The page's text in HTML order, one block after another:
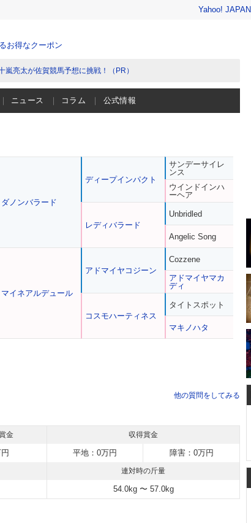
Yahoo! JAPAN
お得なクーポン
嵐亮太が佐賀競馬予想に挑戦！（PR）
ニュース コラム 公式情報
ダノンバラード
マイネアルデュール
ディープインパクト
レディバラード
アドマイヤコジーン
コスモハーティネス
サンデーサイレ
ンス
ウインドインハ
ーヘア
Unbridled
Angelic Song
Cozzene
アドマイヤマカ
ディ
タイトスポット
マキノハタ
他の質問をしてみる
金 収得賞金
平地：0万円 障害：0万円
連対時の斤量
54.0kg 〜 57.0kg